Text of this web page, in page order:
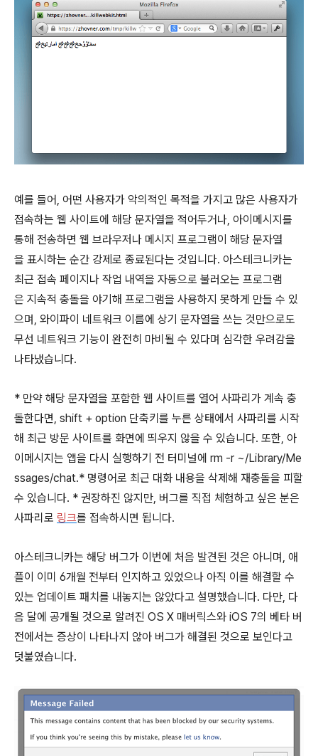
예를 들어, 어떤 사용자가 악의적인 목적을 가지고 많은 사용자가
접속하는 웹 사이트에 해당 문자열을 적어두거나, 아이메시지를
통해 전송하면 웹 브라우저나 메시지 프로그램이 해당 문자열
을 표시하는 순간 강제로 종료된다는 것입니다. 아스테크니카는
최근 접속 페이지나 작업 내역을 자동으로 불러오는 프로그램
은 지속적 충돌을 야기해 프로그램을 사용하지 못하게 만들 수 있
으며, 와이파이 네트워크 이름에 상기 문자열을 쓰는 것만으로도
무선 네트워크 기능이 완전히 마비될 수 있다며 심각한 우려감을
나타냈습니다.
* 만약 해당 문자열을 포함한 웹 사이트를 열어 사파리가 계속 충
돌한다면, shift + option 단축키를 누른 상태에서 사파리를 시작
해 최근 방문 사이트를 화면에 띄우지 않을 수 있습니다. 또한, 아
이메시지는 앱을 다시 실행하기 전 터미널에 rm -r ~/Library/Me
ssages/chat.* 명령어로 최근 대화 내용을 삭제해 재충돌을 피할
수 있습니다. * 권장하진 않지만, 버그를 직접 체험하고 싶은 분은
사파리로 링크를 접속하시면 됩니다.
아스테크니카는 해당 버그가 이번에 처음 발견된 것은 아니며, 애
플이 이미 6개월 전부터 인지하고 있었으나 아직 이를 해결할 수
있는 업데이트 패치를 내놓지는 않았다고 설명했습니다. 다만, 다
음 달에 공개될 것으로 알려진 OS X 매버릭스와 iOS 7의 베타 버
전에서는 증상이 나타나지 않아 버그가 해결된 것으로 보인다고
덧붙였습니다.